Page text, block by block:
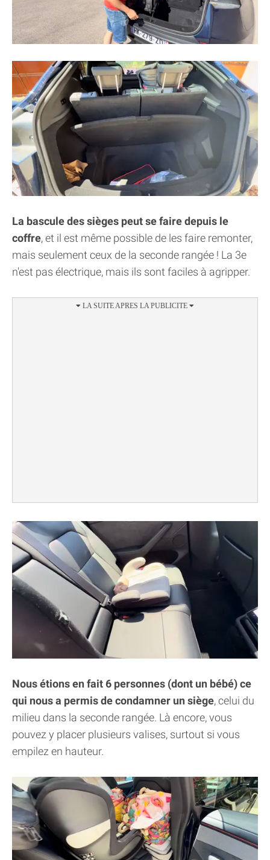
La bascule des sièges peut se faire depuis le
coffre, et il est même possible de les faire remonter,
mais seulement ceux de la seconde rangée ! La 3e
n'est pas électrique, mais ils sont faciles à agripper.
Nous étions en fait 6 personnes (dont un bébé) ce
qui nous a permis de condamner un siège, celui du
milieu dans la seconde rangée. Là encore, vous
pouvez y placer plusieurs valises, surtout si vous
empilez en hauteur.